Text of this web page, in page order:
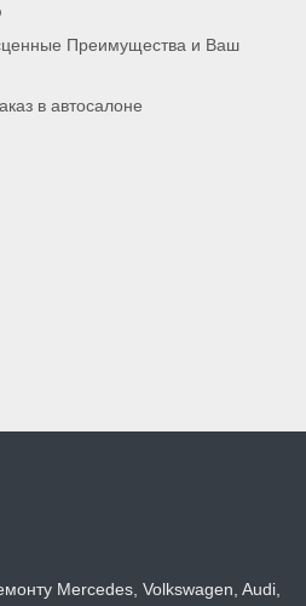
Преимущества и Ваш
в автосалоне
Mercedes, Volkswagen, Audi,